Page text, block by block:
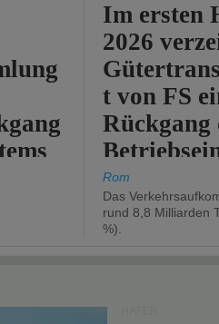
Im ersten
2026
t von FS
Rückgang
um 2,7 %.
Rom
Das
rund 8,8 Milliarden
%).